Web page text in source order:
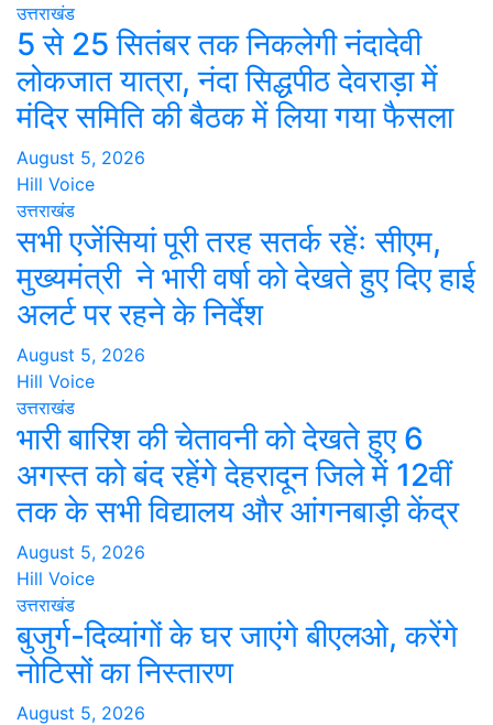
उत्तराखंड
5 से 25 सितंबर तक निकलेगी नंदादेवी
लोकजात यात्रा, नंदा सिद्धपीठ देवराड़ा में
मंदिर समिति की बैठक में लिया गया फैसला
August 5, 2026
Hill Voice
उत्तराखंड
सभी एजेंसियां पूरी तरह सतर्क रहेंः सीएम,
मुख्यमंत्री ने भारी वर्षा को देखते हुए दिए हाई
अलर्ट पर रहने के निर्देश
August 5, 2026
Hill Voice
उत्तराखंड
भारी बारिश की चेतावनी को देखते हुए 6
अगस्त को बंद रहेंगे देहरादून जिले में 12वीं
तक के सभी विद्यालय और आंगनबाड़ी केंद्र
August 5, 2026
Hill Voice
उत्तराखंड
बुजुर्ग-दिव्यांगों के घर जाएंगे बीएलओ, करेंगे
नोटिसों का निस्तारण
August 5, 2026